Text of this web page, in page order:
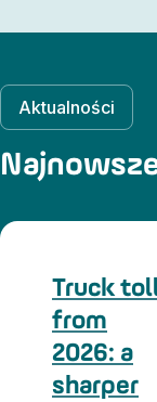
Aktualności
Truck
from
2026: a
sharper